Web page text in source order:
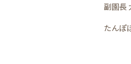
副園長
たんぽ